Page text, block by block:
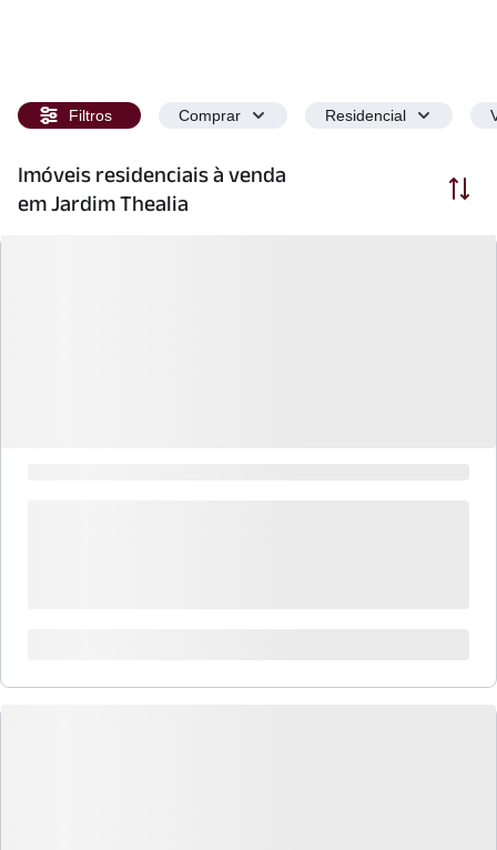
Filtros Comprar Residencial
Imóveis residenciais à venda
em Jardim Thealia
Ordenar